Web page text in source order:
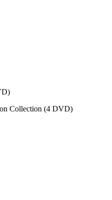
Collection (4 DVD)